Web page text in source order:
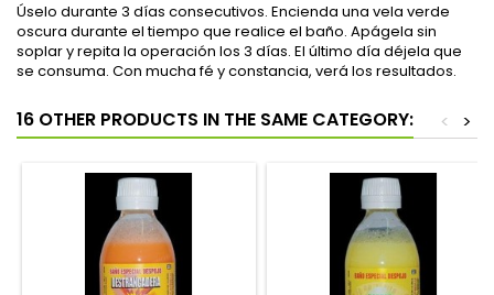
Úselo durante 3 días consecutivos. Encienda una vela verde
oscura durante el tiempo que realice el baño. Apágela sin
soplar y repita la operación los 3 días. El último día déjela que
se consuma. Con mucha fé y constancia, verá los resultados.
16 OTHER PRODUCTS IN THE SAME CATEGORY: >
<